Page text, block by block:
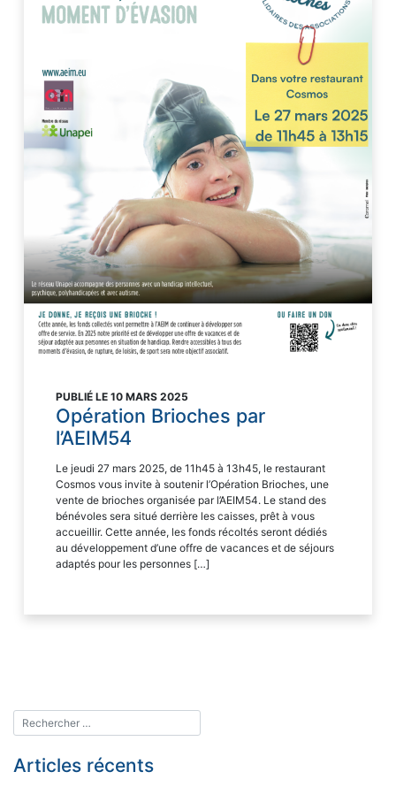
PUBLIÉ LE 10 MARS 2025
Opération Brioches par
l’AEIM54
Le jeudi 27 mars 2025, de 11h45 à 13h45, le restaurant
Cosmos vous invite à soutenir l’Opération Brioches, une
vente de brioches organisée par l’AEIM54. Le stand des
bénévoles sera situé derrière les caisses, prêt à vous
accueillir. Cette année, les fonds récoltés seront dédiés
au développement d’une offre de vacances et de séjours
adaptés pour les personnes […]
Articles récents